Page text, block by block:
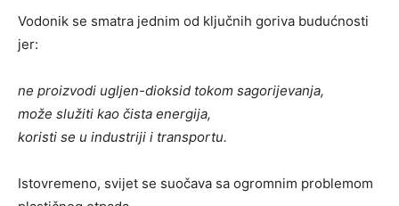
Vodonik se smatra jednim od ključnih goriva budućnosti
jer:
ne proizvodi ugljen-dioksid tokom sagorijevanja,
može služiti kao čista energija,
koristi se u industriji i transportu.
Istovremeno, svijet se suočava sa ogromnim problemom